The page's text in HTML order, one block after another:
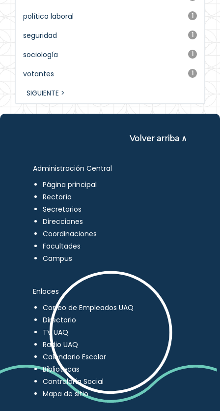
1
política laboral
1
seguridad
1
sociología
1
votantes
SIGUIENTE >
Volver arriba ∧
Administración Central
Página principal
Rectoría
Secretarios
Direcciones
Coordinaciones
Facultades
Campus
Enlaces
Correo de Empleados UAQ
Directorio
TV UAQ
Radio UAQ
Calendario Escolar
Bibliotecas
Contraloría Social
Mapa de sitio